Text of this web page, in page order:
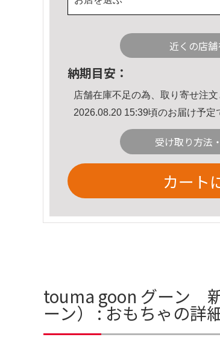
近くの店
納期目安：
店舗在庫不足の為、取り寄せ注文
2026.08.20 15:39頃のお届け予定
受け取り方法
カート
touma goon グーン
ーン） : おもちゃの詳